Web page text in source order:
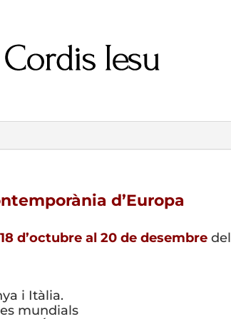
d’Europa
18 d’octubre al 20 de desembredel
i Itàlia.
mundials